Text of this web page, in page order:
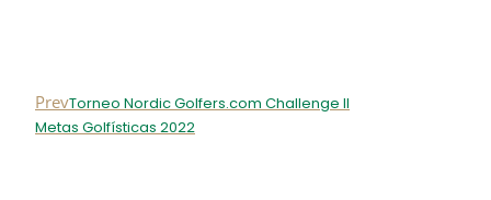
PrevTorneo Nordic Golfers.com Challenge II
Metas Golfísticas 2022